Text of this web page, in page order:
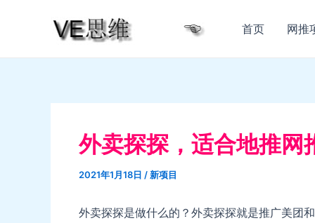
首页 网推
外卖探探，适合地推网
2021年1月18日 /新项目
外卖探探是做什么的？外卖探探就是推广美团